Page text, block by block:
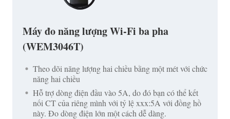
Máy đo năng lượng Wi-Fi ba pha
(WEM3046T)
Theo dõi năng lượng hai chiều bằng một mét với chức
năng hai chiều
Hỗ trợ dòng điện đầu vào 5A, do đó bạn có thể kết
nối CT của riêng mình với tỷ lệ xxx:5A với đồng hồ
này. Đo dòng điện lớn một cách dễ dàng.